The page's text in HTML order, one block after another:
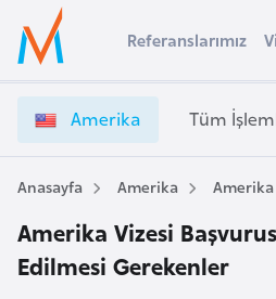
Ülke Seçimi
Başvuru yapmak istediğiniz ülkeyi seçin
Üye
Girişi
Referanslarımız
Amerika Tüm
Anasayfa Amerika
Amerika Vizesi
Edilmesi Gerekenler
s
t
r
a
A